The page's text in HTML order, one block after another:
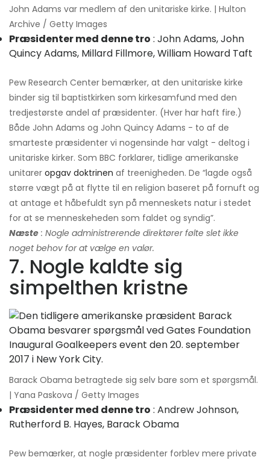
John Adams var medlem af den unitariske kirke. | Hulton
Archive / Getty Images
Præsidenter med denne tro : John Adams, John
Quincy Adams, Millard Fillmore, William Howard Taft
Pew Research Center bemærker, at den unitariske kirke
binder sig til baptistkirken som kirkesamfund med den
tredjestørste andel af præsidenter. (Hver har haft fire.)
Både John Adams og John Quincy Adams - to af de
smarteste præsidenter vi nogensinde har valgt - deltog i
unitariske kirker. Som BBC forklarer, tidlige amerikanske
unitarer opgav doktrinen af treenigheden. De “lagde også
større vægt på at flytte til en religion baseret på fornuft og
at antage et håbefuldt syn på menneskets natur i stedet
for at se menneskeheden som faldet og syndig”.
Næste : Nogle administrerende direktører følte slet ikke
noget behov for at vælge en valør.
7. Nogle kaldte sig
simpelthen kristne
Barack Obama betragtede sig selv bare som et spørgsmål.
| Yana Paskova / Getty Images
Præsidenter med denne tro : Andrew Johnson,
Rutherford B. Hayes, Barack Obama
Pew bemærker, at nogle præsidenter forblev mere private